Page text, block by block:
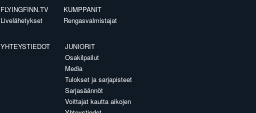
FLYINGFINN.TV
Livelähetykset
KUMPPANIT
Rengasvalmistajat
YHTEYSTIEDOT
JUNIORIT
Osakilpailut
Media
Tulokset ja sarjapisteet
Sarjasäännöt
Voittajat kautta aikojen